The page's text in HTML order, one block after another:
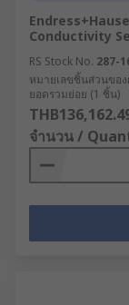
Conductivity
RS Stock No. 287-
หมายเลขชิ้นส่วนขอ
ยอดรวมย่อย (1 ชิ้น)
จำนวน /